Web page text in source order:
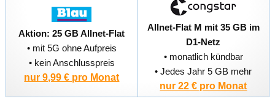
Aktion: 25 GB Allnet-Flat
• mit 5G ohne Aufpreis
• kein Anschlusspreis
nur 9,99 € pro Monat
Allnet-Flat M mit 35 GB im
D1-Netz
• monatlich kündbar
• Jedes Jahr 5 GB mehr
nur 22 € pro Monat